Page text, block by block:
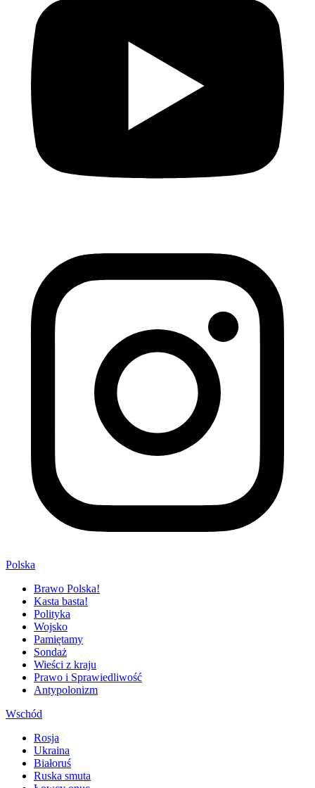
Polska
Brawo Polska!
Kasta basta!
Polityka
Wojsko
Pamiętamy
Sondaż
Wieści z kraju
Prawo i Sprawiedliwość
Antypolonizm
Wschód
Rosja
Ukraina
Białoruś
Ruska smuta